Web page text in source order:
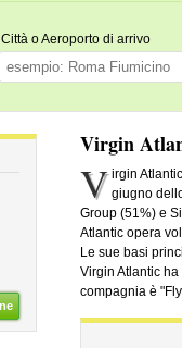
Città o Aeroporto di arrivo
Virgin
V irgin
giugno
Group (51%) e
Atlantic opera
Le sue basi
Virgin Atlantic
compagnia è